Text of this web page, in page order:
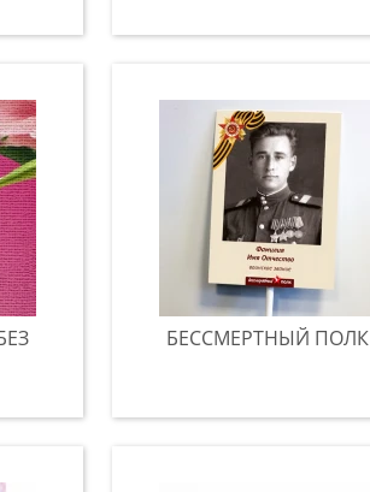
БЕССМЕРТНЫЙ ПОЛК